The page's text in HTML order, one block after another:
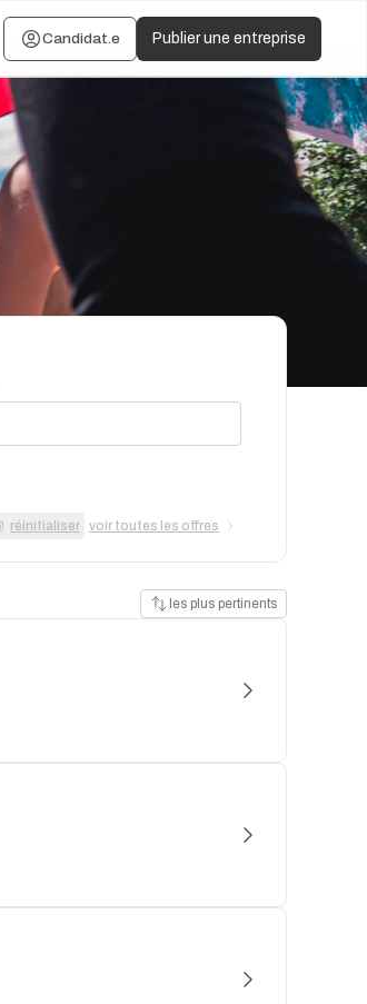
Candidat.e Publier une entreprise
réinitialiser voir toutes les offres
les plus pertinents